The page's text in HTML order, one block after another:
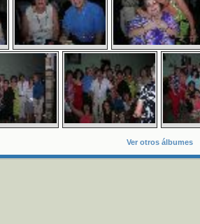
Ver otros álbumes